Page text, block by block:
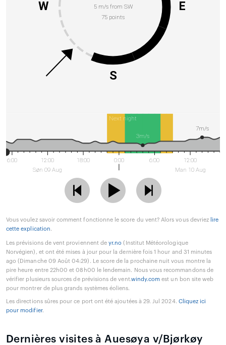
5 m/s from SW
75 points
E
S
W
Next night
6:00
12:00
Søn 09 Aug
18:00 0:00 6:00
12:00
Man 10 Aug
7m/s
3m/s
Vous voulez savoir comment fonctionne le score du vent? Alors vous devriez lire
cette explication.
Les prévisions de vent proviennent deyr.no (Institut Météorologique
Norvégien), et ont été mises à jour pour la dernière fois 1 hour and 31 minutes
ago (Dimanche 09 Août 04:29). Le score de la prochaine nuit vous montre la
pire heure entre 22h00 et 08h00 le lendemain. Nous vous recommandons de
vérifier plusieurs sources de prévisions de vent.windy.com est un bon site web
pour montrer de plus grands systèmes éoliens.
Les directions sûres pour ce port ont été ajoutées à 29. Jul 2024. Cliquez ici
pour modifier.
Dernières visites à Auesøya v/Bjørkøy